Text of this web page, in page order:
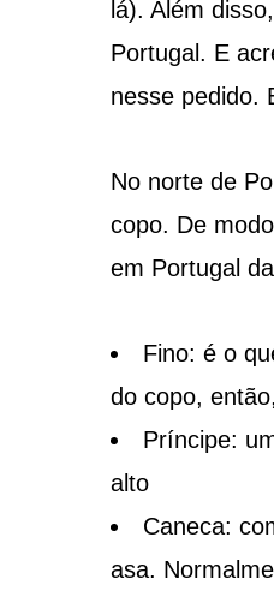
lá). Além
Portugal. E
nesse pedido.
No norte de
copo. De
em Portugal
Fino: é o
do copo,
Príncipe:
alto
Caneca:
asa.